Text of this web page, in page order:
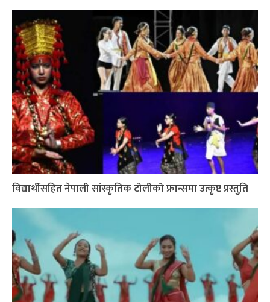
विद्यार्थीसहित नेपाली सांस्कृतिक टोलीको फ्रान्समा उत्कृष्ट प्रस्तुति